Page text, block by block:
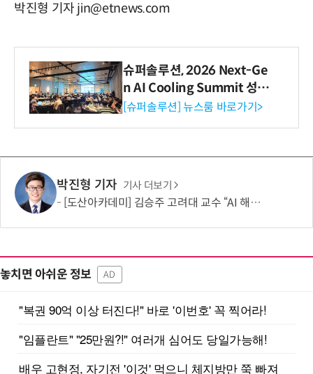
박진형 기자 jin@etnews.com
슈퍼솔루션, 2026 Next-Ge
n AI Cooling Summit 성황
리 성료
[슈퍼솔루션] 뉴스룸 바로가기>
박진형 기자 기사 더보기
[도산아카데미] 김승주 고려대 교수 “AI 해킹은 AI로 막아야…망분리 정책 바꿔야”
놓치면 아쉬운 정보 AD